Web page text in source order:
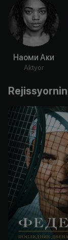
Наоми Аки
Aktyor